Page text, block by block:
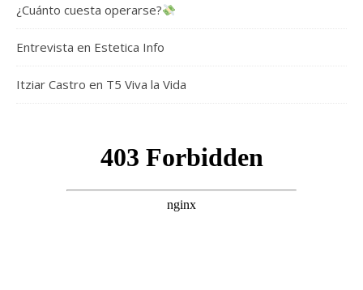
¿Cuánto cuesta operarse?
Entrevista en Estetica Info
Itziar Castro en T5 Viva la Vida